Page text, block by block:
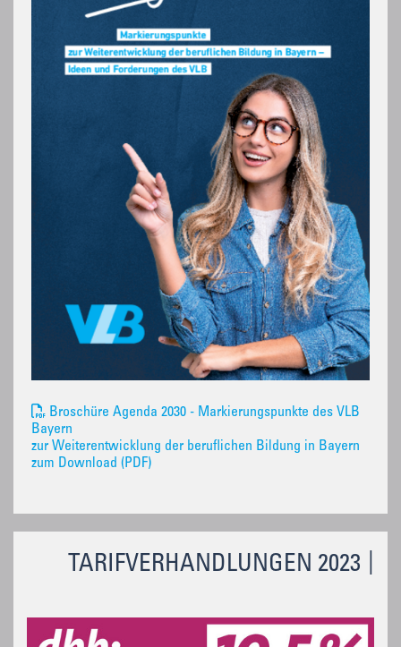
TARIFVERHANDLUNGEN 2023
Broschüre Agenda 2030 - Markierungspunkte des VLB
Bayern
zur Weiterentwicklung der beruflichen Bildung in Bayern
zum Download (PDF)